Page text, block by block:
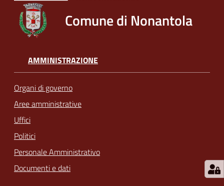
Comune di Nonantola
AMMINISTRAZIONE
Organi di governo
Aree amministrative
Uffici
Politici
Personale Amministrativo
Documenti e dati